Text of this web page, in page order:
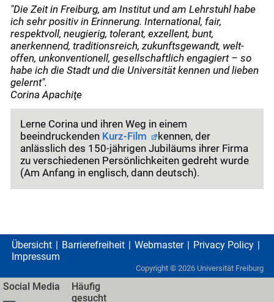
"Die Zeit in Freiburg, am Institut und am Lehrstuhl habe
ich sehr positiv in Erinnerung. International, fair,
respektvoll, neugierig, tolerant, exzellent, bunt,
anerkennend, traditionsreich, zukunftsgewandt, welt-
offen, unkonventionell, gesellschaftlich engagiert – so
habe ich die Stadt und die Universität kennen und lieben
gelernt".
Corina Apachiţe
Lerne Corina und ihren Weg in einem
beeindruckenden Kurz- Film
kennen, der
anlässlich des 150-jährigen Jubiläums ihrer Firma
zu verschiedenen Persönlichkeiten gedreht wurde
(Am Anfang in englisch, dann deutsch).
Übersicht Barrierefreiheit Webmaster
Privacy Policy
Impressum
Copyright © 2026 Universität Freiburg
Social Media
Häufig
gesucht